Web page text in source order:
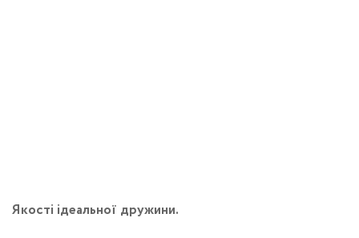
Якості ідеальної дружини.